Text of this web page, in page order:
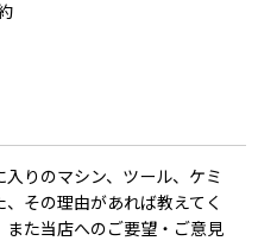
りのマシン、ツール、ケミ
、その理由があれば教えてく
また当店へのご要望・ご意見